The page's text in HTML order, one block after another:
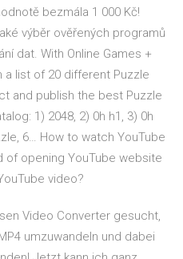
bezmála 1 000 Kč!
výběr ověřených programů
dat. With Online Games +
a list of 20 different Puzzle
and publish the best Puzzle
1) 2048, 2) 0h h1, 3) 0h
6… How to watch YouTube
of opening YouTube website
video?
Video Converter gesucht,
umzuwandeln und dabei